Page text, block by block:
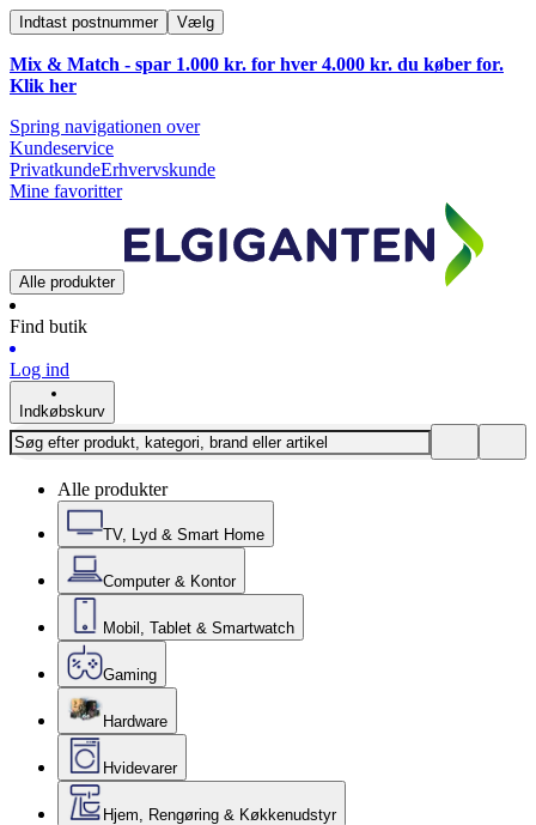
Indtast postnummer Vælg
Mix & Match - spar 1.000 kr. for hver 4.000 kr. du køber for.
Klik her
Spring navigationen over
Kundeservice
PrivatkundeErhvervskunde
Mine favoritter
Alle produkter
Find butik
Log ind
Indkøbskurv
Alle produkter
TV, Lyd & Smart Home
Computer & Kontor
Mobil, Tablet & Smartwatch
Gaming
Hardware
Hvidevarer
Hjem, Rengøring & Køkkenudstyr